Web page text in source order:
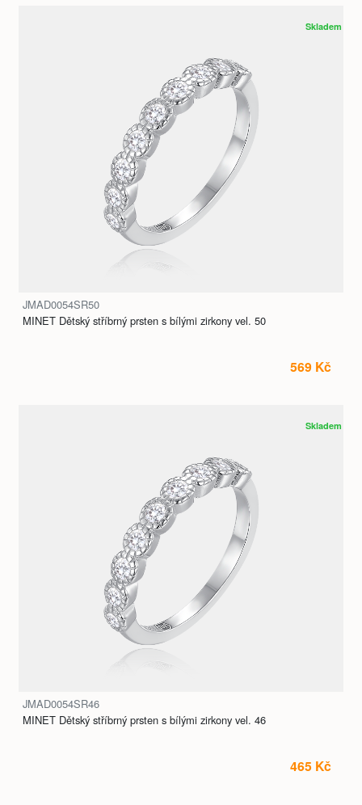
Skladem
JMAD0054SR50
MINET Dětský stříbrný prsten s bílými zirkony vel. 50
569 Kč
Skladem
JMAD0054SR46
MINET Dětský stříbrný prsten s bílými zirkony vel. 46
465 Kč